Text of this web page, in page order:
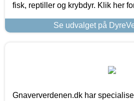
fisk, reptiller og krybdyr. Klik her
Se udvalget på
Gnaververdenen.dk har